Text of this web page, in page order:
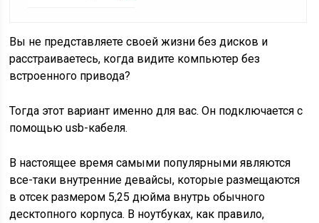
Вы не представляете своей жизни без дисков и
расстраиваетесь, когда видите компьютер без
встроенного привода?
Тогда этот вариант именно для вас. Он подключается с
помощью usb-кабеля.
В настоящее время самыми популярными являются
все-таки внутренние девайсы, которые размещаются
в отсек размером 5,25 дюйма внутрь обычного
десктопного корпуса. В ноутбуках, как правило,